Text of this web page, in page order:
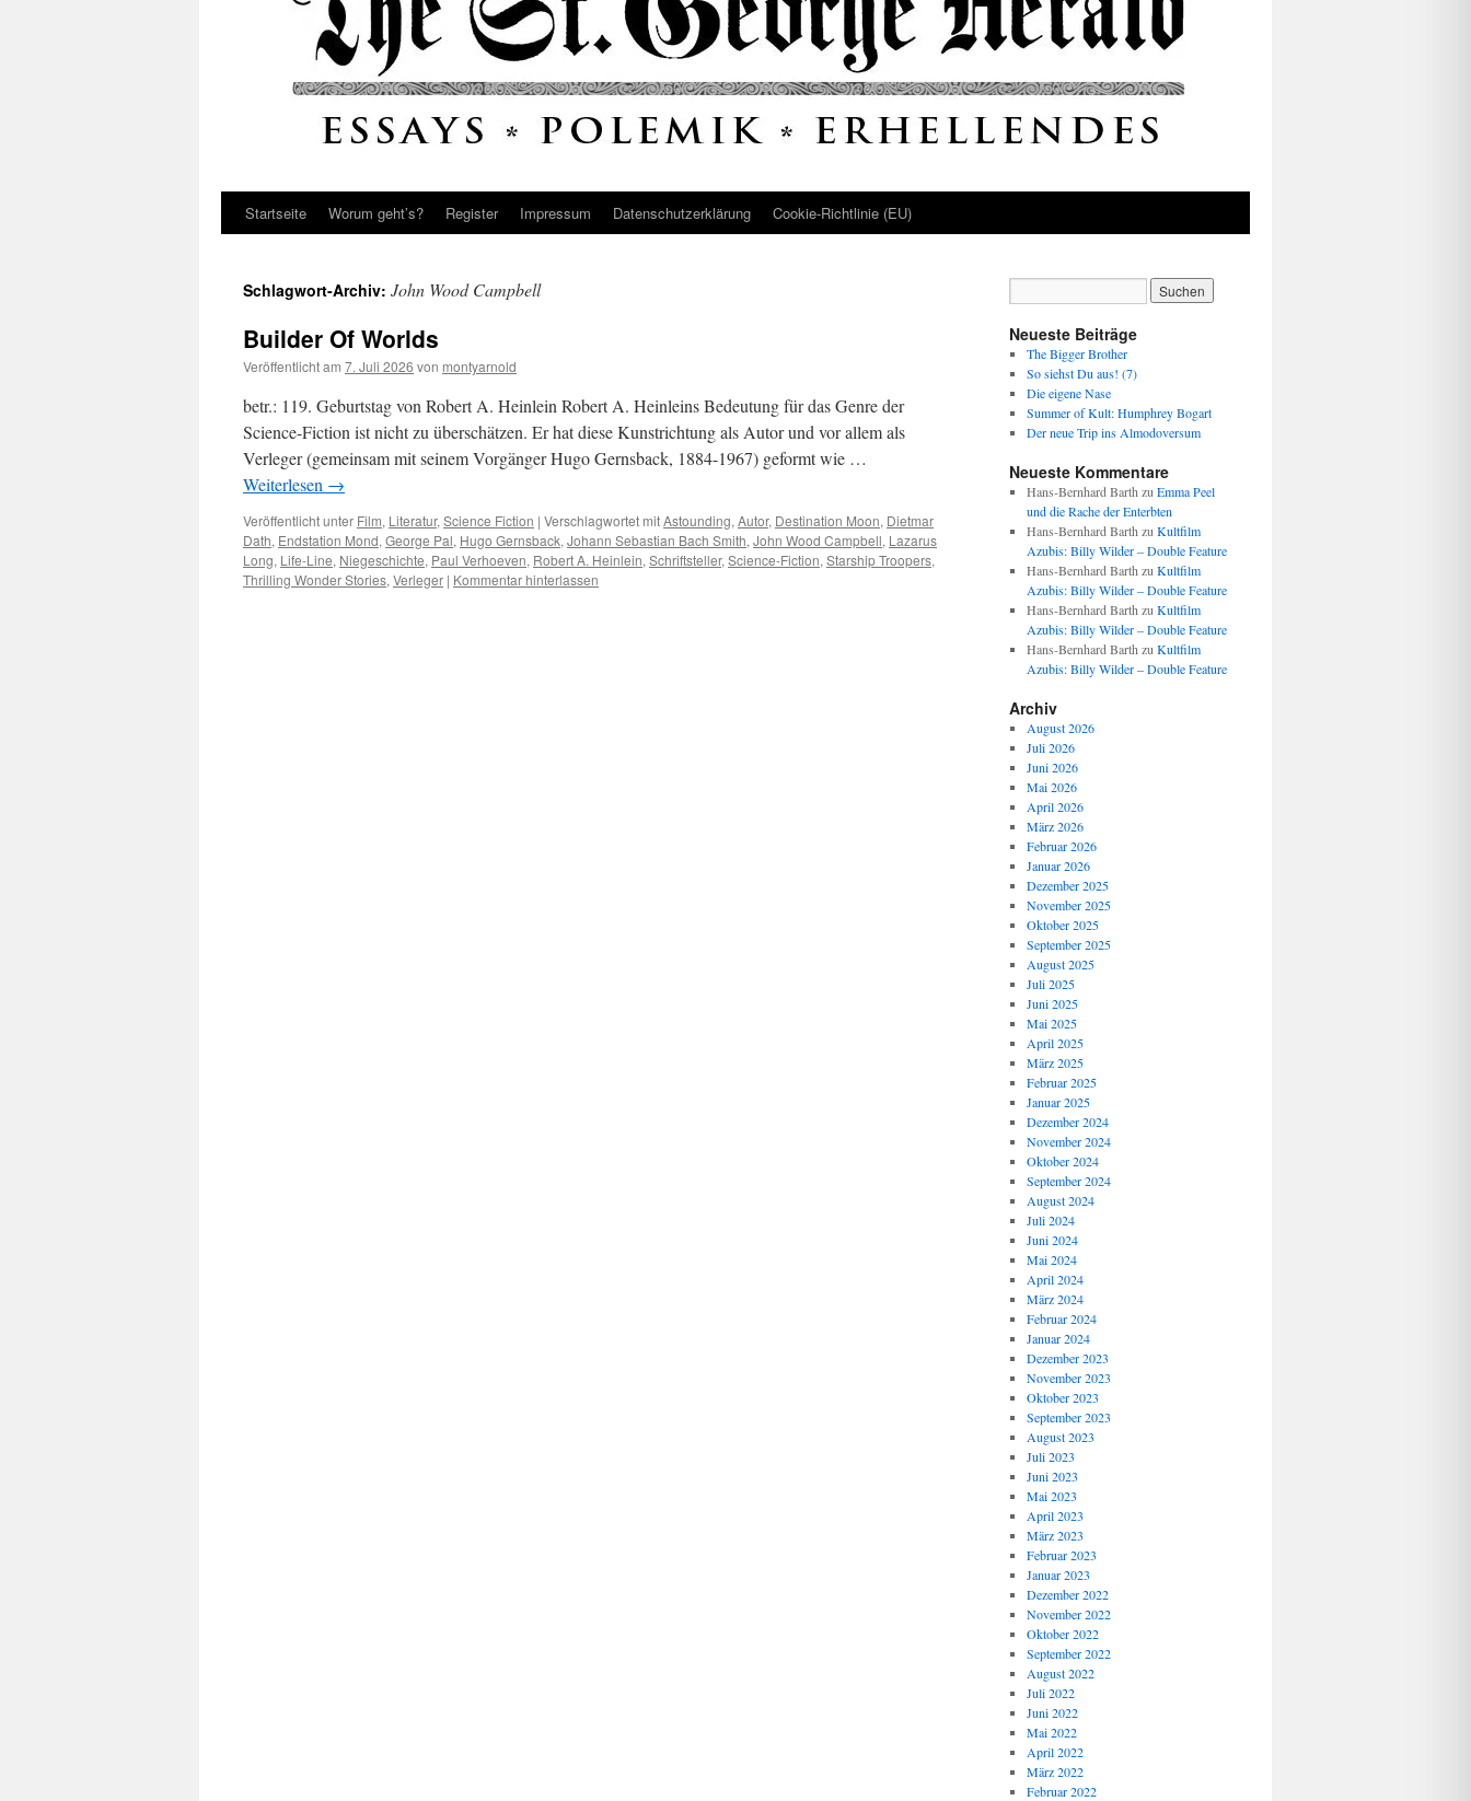
Startseite Worum geht’s? Register Impressum Datenschutz­erklärung Cookie-Richtlinie (EU)
Schlagwort-Archiv: John Wood Campbell
Builder Of Worlds
Veröffentlicht am 7. Juli 2026 von montyarnold
betr.: 119. Geburtstag von Robert A. Heinlein Robert A. Heinleins Bedeutung für das Genre der
Science-Fiction ist nicht zu überschätzen. Er hat diese Kunstrichtung als Autor und vor allem als
Verleger (gemeinsam mit seinem Vorgänger Hugo Gernsback, 1884-1967) geformt wie …
Weiterlesen →
Veröffentlicht unter Film, Literatur, Science Fiction | Verschlagwortet mitAstounding, Autor, Destination Moon, Dietmar
Dath, Endstation Mond, George Pal, Hugo Gernsback, Johann Sebastian Bach Smith, John Wood Campbell, Lazarus
Long, Life-Line, Niegeschichte, Paul Verhoeven, Robert A. Heinlein, Schriftsteller, Science-Fiction, Starship Troopers,
Thrilling Wonder Stories, Verleger | Kommentar hinterlassen
Neueste Beiträge
The Bigger Brother
So siehst Du aus! (7)
Die eigene Nase
Summer of Kult: Humphrey Bogart
Der neue Trip ins Almodoversum
Neueste Kommentare
Hans-Bernhard Barth zu Emma Peel
und die Rache der Enterbten
Hans-Bernhard Barth zu Kultfilm
Azubis: Billy Wilder – Double Feature
Hans-Bernhard Barth zu Kultfilm
Azubis: Billy Wilder – Double Feature
Hans-Bernhard Barth zu Kultfilm
Azubis: Billy Wilder – Double Feature
Hans-Bernhard Barth zu Kultfilm
Azubis: Billy Wilder – Double Feature
Archiv
August 2026
Juli 2026
Juni 2026
Mai 2026
April 2026
März 2026
Februar 2026
Januar 2026
Dezember 2025
November 2025
Oktober 2025
September 2025
August 2025
Juli 2025
Juni 2025
Mai 2025
April 2025
März 2025
Februar 2025
Januar 2025
Dezember 2024
November 2024
Oktober 2024
September 2024
August 2024
Juli 2024
Juni 2024
Mai 2024
April 2024
März 2024
Februar 2024
Januar 2024
Dezember 2023
November 2023
Oktober 2023
September 2023
August 2023
Juli 2023
Juni 2023
Mai 2023
April 2023
März 2023
Februar 2023
Januar 2023
Dezember 2022
November 2022
Oktober 2022
September 2022
August 2022
Juli 2022
Juni 2022
Mai 2022
April 2022
März 2022
Februar 2022